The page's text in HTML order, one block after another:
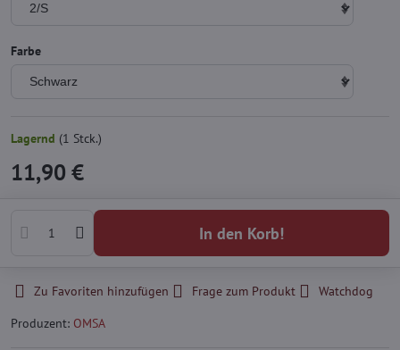
Farbe
Lagernd (1 Stck.)
11,90 €
In den Korb!
Zu Favoriten hinzufügen Frage zum Produkt
Watchdog
Produzent: OMSA